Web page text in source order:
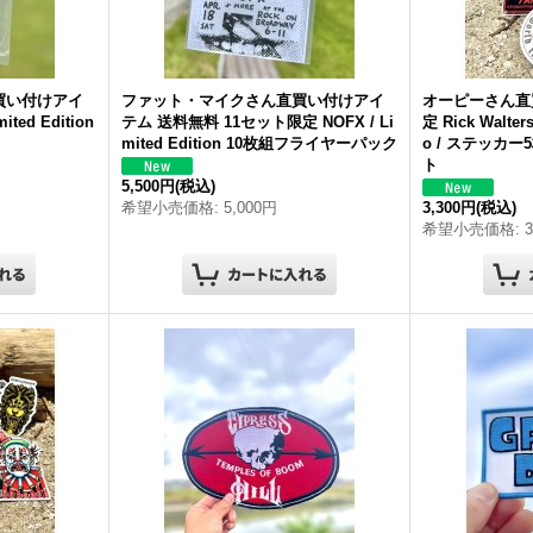
い付けアイ
Edition
ファット・マイクさん直買い付けアイ
テム 送料無料 11セット限定 NOFX / Li
mited Edition 10枚組フライヤーパック
5,500円(税込)
希望小売価格: 5,000円
オーピーさん
定 Rick
o / ステッカー
ト
3,300円(税込)
希望小売価格: